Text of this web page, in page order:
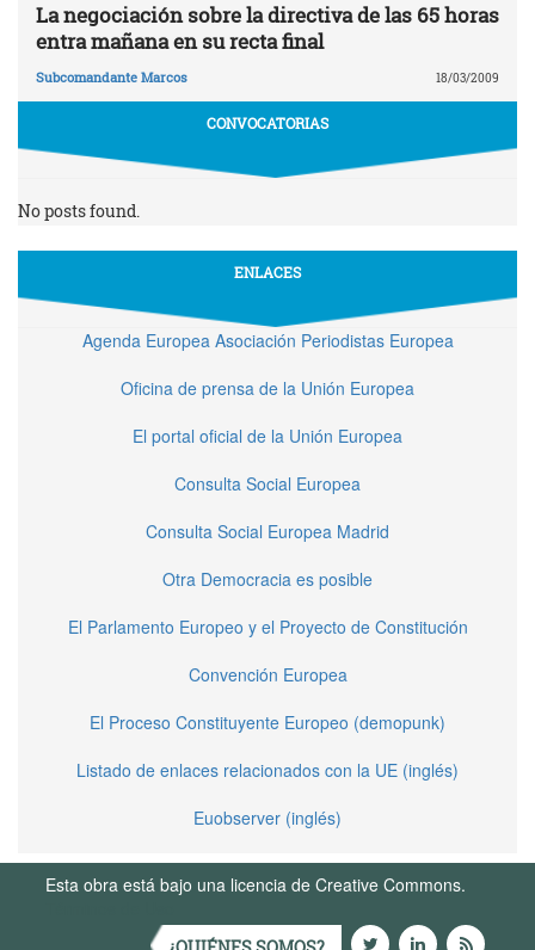
La negociación sobre la directiva de las 65 horas
entra mañana en su recta final
Subcomandante Marcos 18/03/2009
CONVOCATORIAS
No posts found.
ENLACES
Agenda Europea Asociación Periodistas Europea
Oficina de prensa de la Unión Europea
El portal oficial de la Unión Europea
Consulta Social Europea
Consulta Social Europea Madrid
Otra Democracia es posible
El Parlamento Europeo y el Proyecto de Constitución
Convención Europea
El Proceso Constituyente Europeo (demopunk)
Listado de enlaces relacionados con la UE (inglés)
Euobserver (inglés)
Esta obra está bajo una licencia de Creative Commons.